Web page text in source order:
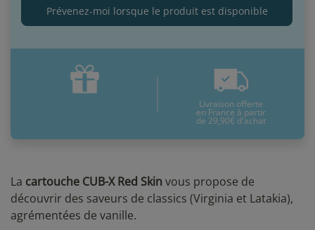
La cartouche CUB-X Red Skin vous propose de
découvrir des saveurs de classics (Virginia et Latakia),
agrémentées de vanille.
Prévenez-moi lorsque le produit est disponible
Livraison offerte
en France à partir
de 29,90€ d'achat